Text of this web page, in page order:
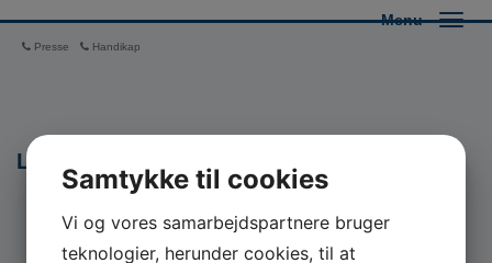
Presse Handikap
Menu
Litteratur
Bøger til salg i museums butikken se listen
MIDT/VEST( kan købes i museums butikken)
Samtykke til cookies
Vi og vores samarbejdspartnere bruger
teknologier, herunder cookies, til at